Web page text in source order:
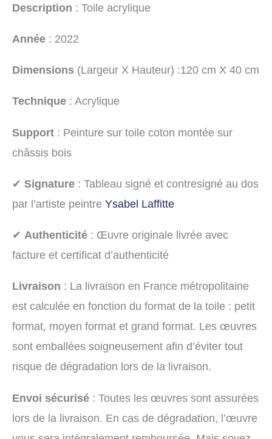
Description : Toile acrylique
Année : 2022
Dimensions (Largeur X Hauteur) :120 cm X 40 cm
Technique : Acrylique
Support : Peinture sur toile coton montée sur
châssis bois
✔ Signature : Tableau signé et contresigné au dos
par l’artiste peintre Ysabel Laffitte
✔ Authenticité : Œuvre originale livrée avec
facture et certificat d’authenticité
Livraison : La livraison en France métropolitaine
est calculée en fonction du format de la toile : petit
format, moyen format et grand format. Les œuvres
sont emballées soigneusement afin d’éviter tout
risque de dégradation lors de la livraison.
Envoi sécurisé : Toutes les œuvres sont assurées
lors de la livraison. En cas de dégradation, l’œuvre